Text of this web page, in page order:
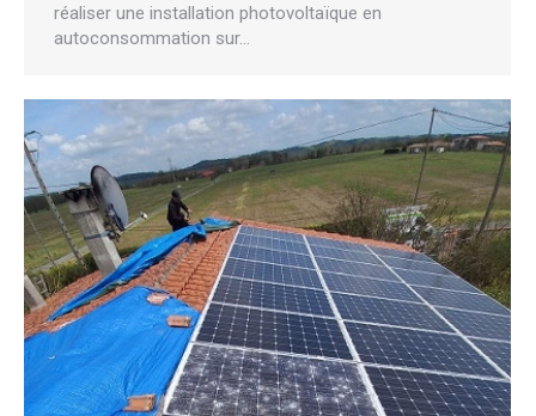
réaliser une installation photovoltaïque en
autoconsommation sur…